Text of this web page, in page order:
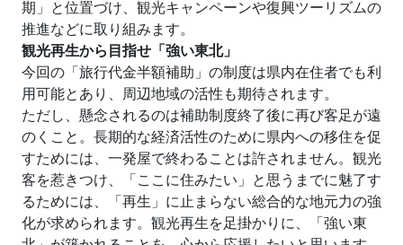
期」と位置づけ、観光キャンペーンや復興ツーリズムの
推進などに取り組みます。
観光再生から目指せ「強い東北」
今回の「旅行代金半額補助」の制度は県内在住者でも利
用可能とあり、周辺地域の活性も期待されます。
ただし、懸念されるのは補助制度終了後に再び客足が遠
のくこと。長期的な経済活性のために県内への移住を促
すためには、一発屋で終わることは許されません。観光
客を惹きつけ、「ここに住みたい」と思うまでに魅了す
るためには、「再生」に止まらない総合的な地元力の強
化が求められます。観光再生を足掛かりに、「強い東